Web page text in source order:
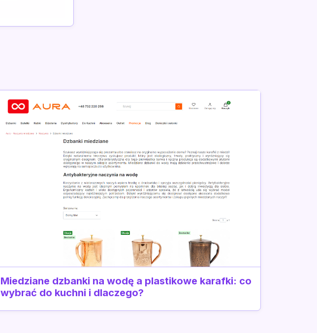
Miedziane dzbanki na wodę a plastikowe karafki: co
wybrać do kuchni i dlaczego?